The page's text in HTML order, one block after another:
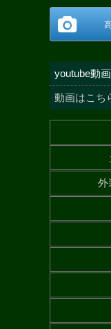
youtube動画
動画はこち
外